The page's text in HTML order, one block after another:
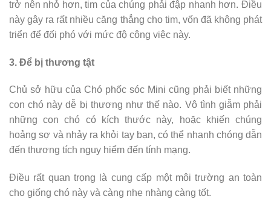
trở nên nhỏ hơn, tim của chúng phải đập nhanh hơn. Điều
này gây ra rất nhiều căng thẳng cho tim, vốn đã không phát
triển để đối phó với mức độ công việc này.
3. Để bị thương tật
Chủ sở hữu của Chó phốc sóc Mini cũng phải biết những
con chó này dễ bị thương như thế nào. Vô tình giẫm phải
những con chó có kích thước này, hoặc khiến chúng
hoảng sợ và nhảy ra khỏi tay bạn, có thể nhanh chóng dẫn
đến thương tích nguy hiểm đến tính mạng.
Điều rất quan trọng là cung cấp một môi trường an toàn
cho giống chó này và càng nhẹ nhàng càng tốt.